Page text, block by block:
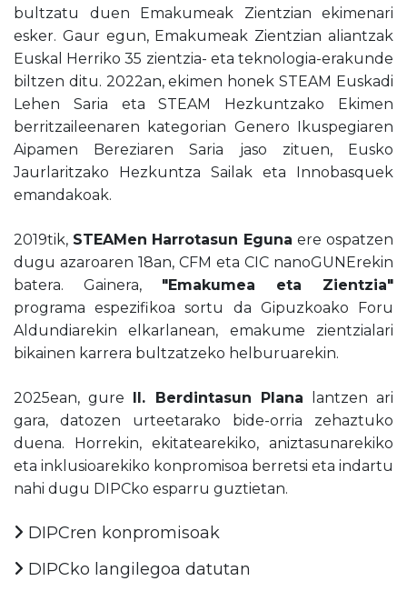
bultzatu duen Emakumeak Zientzian ekimenari
esker. Gaur egun, Emakumeak Zientzian aliantzak
Euskal Herriko 35 zientzia- eta teknologia-erakunde
biltzen ditu. 2022an, ekimen honek STEAM Euskadi
Lehen Saria eta STEAM Hezkuntzako Ekimen
berritzaileenaren kategorian Genero Ikuspegiaren
Aipamen Bereziaren Saria jaso zituen, Eusko
Jaurlaritzako Hezkuntza Sailak eta Innobasquek
emandakoak.
2019tik, STEAMen Harrotasun Egunaere ospatzen
dugu azaroaren 18an, CFM eta CIC nanoGUNErekin
batera. Gainera, "Emakumea eta Zientzia"
programa espezifikoa sortu da Gipuzkoako Foru
Aldundiarekin elkarlanean, emakume zientzialari
bikainen karrera bultzatzeko helburuarekin.
2025ean, gure II. Berdintasun Plana lantzen ari
gara, datozen urteetarako bide-orria zehaztuko
duena. Horrekin, ekitatearekiko, aniztasunarekiko
eta inklusioarekiko konpromisoa berretsi eta indartu
nahi dugu DIPCko esparru guztietan.
DIPCren konpromisoak
DIPCko langilegoa datutan